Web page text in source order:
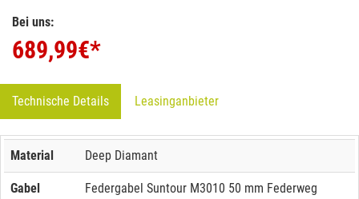
Bei uns:
689,99€*
Technische Details Leasinganbieter
Material Deep Diamant
Gabel Federgabel Suntour M3010 50 mm Federweg